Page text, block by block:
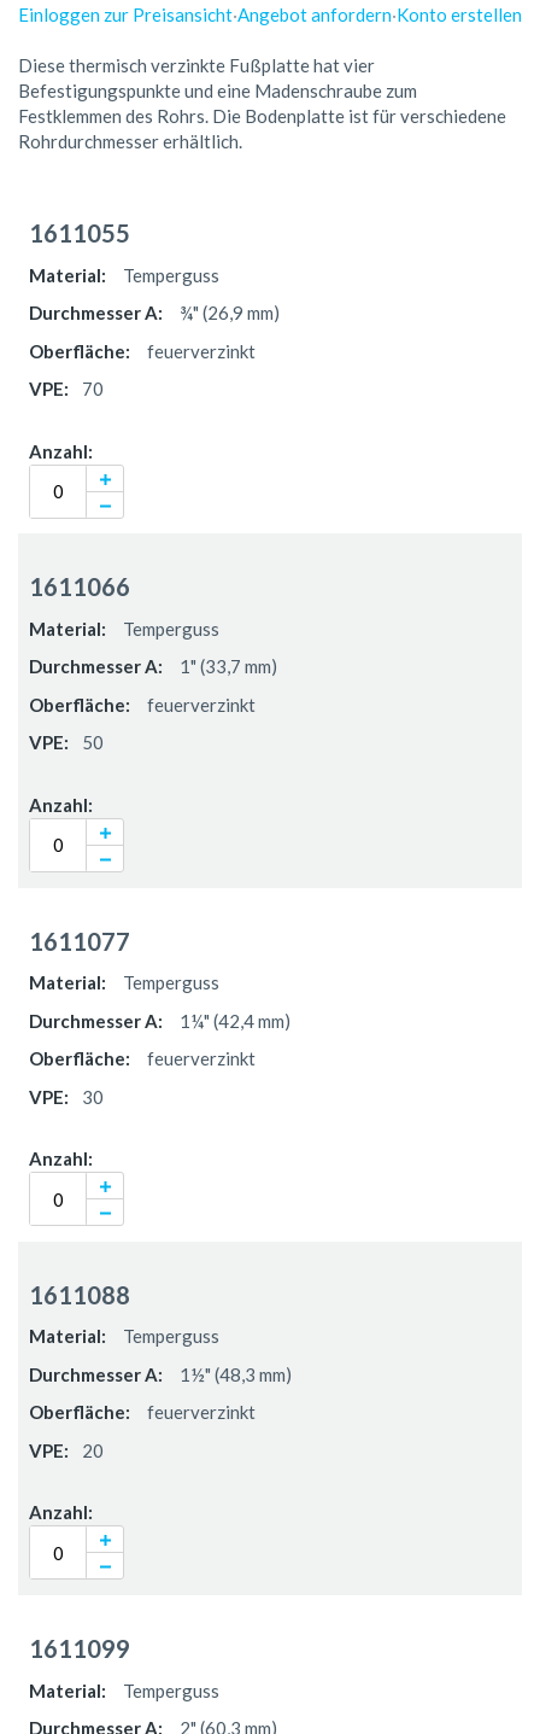
Einloggen zur Preisansicht·Angebot anfordern·Konto erstellen
Diese thermisch verzinkte Fußplatte hat vier
Befestigungspunkte und eine Madenschraube zum
Festklemmen des Rohrs. Die Bodenplatte ist für verschiedene
Rohrdurchmesser erhältlich.
Artikel
1611055
Temperguss
¾" (26,9 mm)
feuerverzinkt
70
1611066
Temperguss
1" (33,7 mm)
feuerverzinkt
50
1611077
Temperguss
1¼" (42,4 mm)
feuerverzinkt
30
1611088
Temperguss
1½" (48,3 mm)
feuerverzinkt
20
1611099
Temperguss
2" (60,3 mm)